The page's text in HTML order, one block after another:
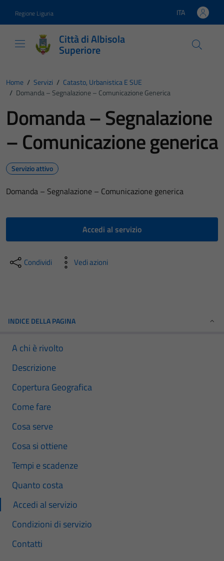
Regione Liguria Lingua attiva:
ITA
Città di Albisola
Superiore
Home / Servizi / Catasto, Urbanistica E SUE
/ Domanda – Segnalazione – Comunicazione Generica
Domanda – Segnalazione
– Comunicazione generica
Servizio attivo
Domanda – Segnalazione – Comunicazione generica
Accedi al servizio
Condividi Vedi azioni
INDICE DELLA PAGINA
A chi è rivolto
Descrizione
Copertura Geografica
Come fare
Cosa serve
Cosa si ottiene
Tempi e scadenze
Quanto costa
Accedi al servizio
Condizioni di servizio
Contatti